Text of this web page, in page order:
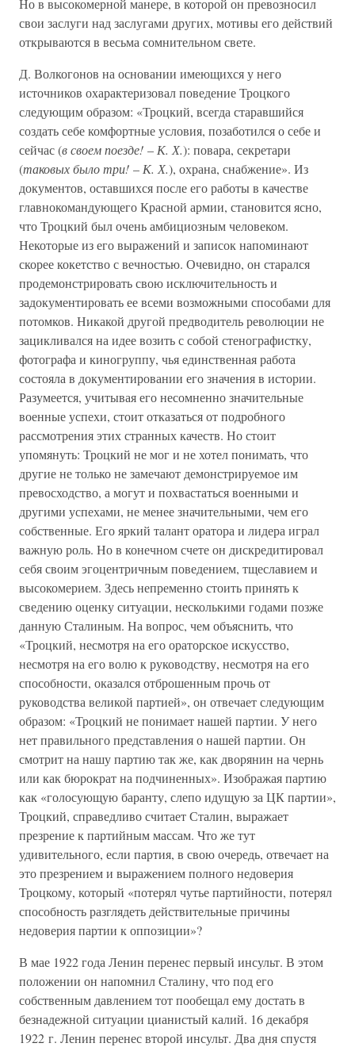
Но в высокомерной манере, в которой он превозносил
свои заслуги над заслугами других, мотивы его действий
открываются в весьма сомнительном свете.
Д. Волкогонов на основании имеющихся у него
источников охарактеризовал поведение Троцкого
следующим образом: «Троцкий, всегда старавшийся
создать себе комфортные условия, позаботился о себе и
сейчас (в своем поезде! – К. Х.): повара, секретари
(таковых было три! – К. Х.), охрана, снабжение». Из
документов, оставшихся после его работы в качестве
главнокомандующего Красной армии, становится ясно,
что Троцкий был очень амбициозным человеком.
Некоторые из его выражений и записок напоминают
скорее кокетство с вечностью. Очевидно, он старался
продемонстрировать свою исключительность и
задокументировать ее всеми возможными способами для
потомков. Никакой другой предводитель революции не
зацикливался на идее возить с собой стенографистку,
фотографа и киногруппу, чья единственная работа
состояла в документировании его значения в истории.
Разумеется, учитывая его несомненно значительные
военные успехи, стоит отказаться от подробного
рассмотрения этих странных качеств. Но стоит
упомянуть: Троцкий не мог и не хотел понимать, что
другие не только не замечают демонстрируемое им
превосходство, а могут и похвастаться военными и
другими успехами, не менее значительными, чем его
собственные. Его яркий талант оратора и лидера играл
важную роль. Но в конечном счете он дискредитировал
себя своим эгоцентричным поведением, тщеславием и
высокомерием. Здесь непременно стоить принять к
сведению оценку ситуации, несколькими годами позже
данную Сталиным. На вопрос, чем объяснить, что
«Троцкий, несмотря на его ораторское искусство,
несмотря на его волю к руководству, несмотря на его
способности, оказался отброшенным прочь от
руководства великой партией», он отвечает следующим
образом: «Троцкий не понимает нашей партии. У него
нет правильного представления о нашей партии. Он
смотрит на нашу партию так же, как дворянин на чернь
или как бюрократ на подчиненных». Изображая партию
как «голосующую баранту, слепо идущую за ЦК партии»,
Троцкий, справедливо считает Сталин, выражает
презрение к партийным массам. Что же тут
удивительного, если партия, в свою очередь, отвечает на
это презрением и выражением полного недоверия
Троцкому, который «потерял чутье партийности, потерял
способность разглядеть действительные причины
недоверия партии к оппозиции»?
В мае 1922 года Ленин перенес первый инсульт. В этом
положении он напомнил Сталину, что под его
собственным давлением тот пообещал ему достать в
безнадежной ситуации цианистый калий. 16 декабря
1922 г. Ленин перенес второй инсульт. Два дня спустя